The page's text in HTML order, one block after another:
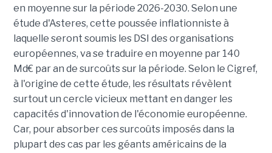
en moyenne sur la période 2026-2030. Selon une
étude d'Asteres, cette poussée inflationniste à
laquelle seront soumis les DSI des organisations
européennes, va se traduire en moyenne par 140
Md€ par an de surcoûts sur la période. Selon le Cigref,
à l'origine de cette étude, les résultats révèlent
surtout un cercle vicieux mettant en danger les
capacités d'innovation de l'économie européenne.
Car, pour absorber ces surcoûts imposés dans la
plupart des cas par les géants américains de la